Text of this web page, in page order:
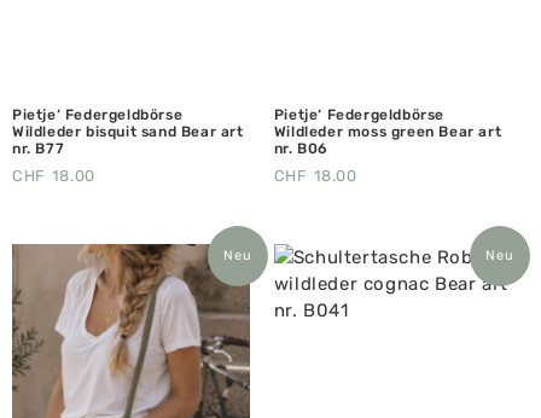
Pietje‘ Federgeldbörse
Wildleder bisquit sand Bear art
nr. B77
CHF 18.00
Pietje‘ Federgeldbörse
Wildleder moss green Bear art
nr. B06
CHF 18.00
Neu Neu